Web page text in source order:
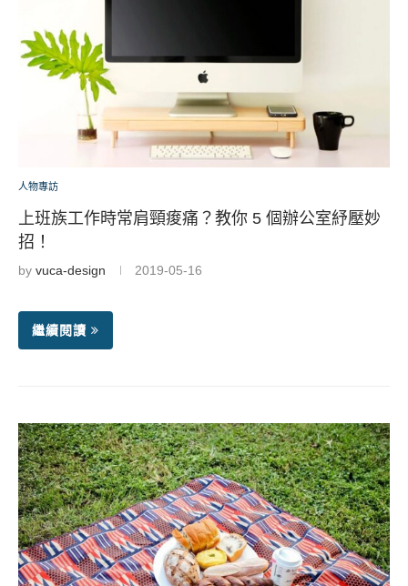
人物專訪
上班族工作時常肩頸痠痛？教你 5 個辦公室紓壓妙
招！
by vuca-design 2019-05-16
繼續閱讀